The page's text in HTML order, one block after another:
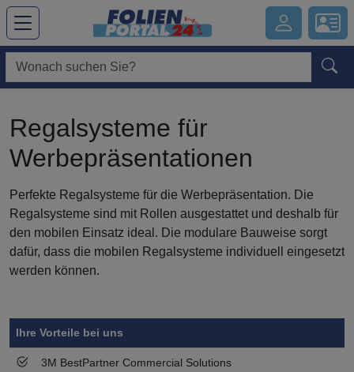
Hauptregion der Seite anspringen
Regalsysteme für
Werbepräsentationen
Perfekte Regalsysteme für die Werbepräsentation. Die
Regalsysteme sind mit Rollen ausgestattet und deshalb für
den mobilen Einsatz ideal. Die modulare Bauweise sorgt
dafür, dass die mobilen Regalsysteme individuell eingesetzt
werden können.
Ihre Vorteile bei uns
3M BestPartner Commercial Solutions